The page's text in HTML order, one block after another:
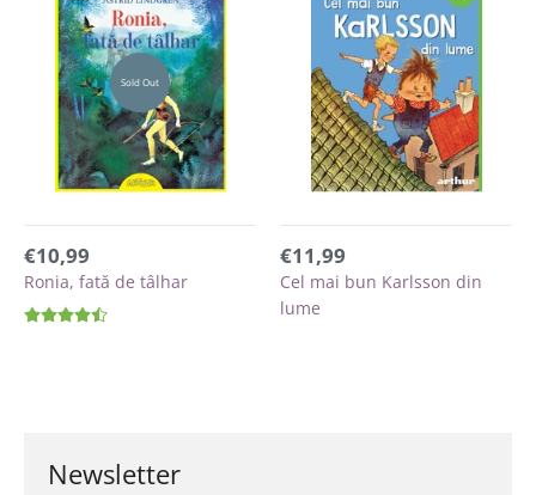
Sold Out
€10,99
Ronia, fată de tâlhar
€11,99
Cel mai bun Karlsson din
lume
Newsletter